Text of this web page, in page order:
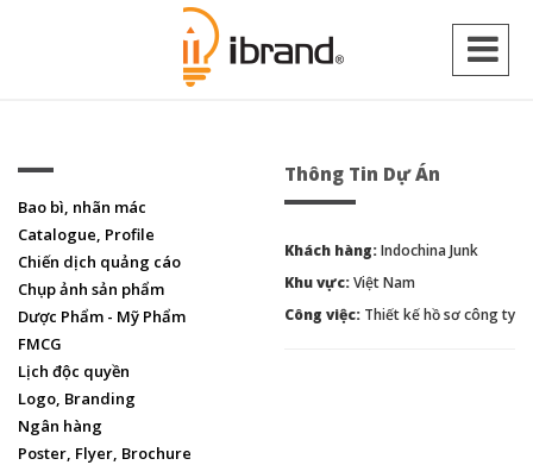
Bao bì, nhãn mác
Catalogue, Profile
Chiến dịch quảng cáo
Chụp ảnh sản phẩm
Dược Phẩm - Mỹ Phẩm
FMCG
Lịch độc quyền
Logo, Branding
Ngân hàng
Poster, Flyer, Brochure
Thông Tin Dự Án
Khách hàng:Indochina Junk
Khu vực:Việt Nam
Công việc: Thiết kế hồ sơ công ty